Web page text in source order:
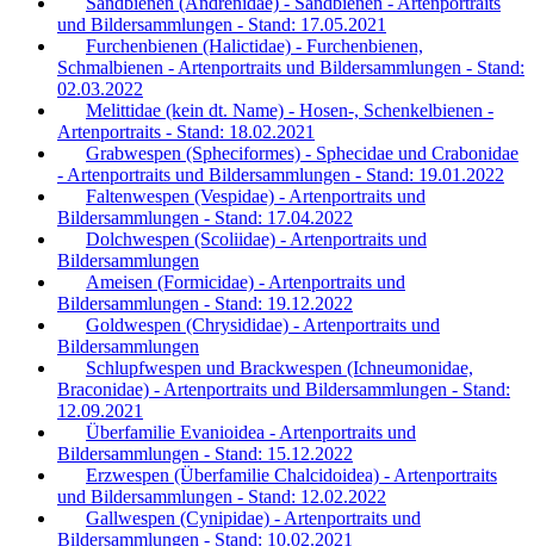
und Bildersammlungen - Stand: 17.05.2021
Furchenbienen (Halictidae) - Furchenbienen,
Schmalbienen - Artenportraits und Bildersammlungen - Stand:
02.03.2022
Melittidae (kein dt. Name) - Hosen-, Schenkelbienen -
Artenportraits - Stand: 18.02.2021
Grabwespen (Spheciformes) - Sphecidae und Crabonidae
- Artenportraits und Bildersammlungen - Stand: 19.01.2022
Faltenwespen (Vespidae) - Artenportraits und
Bildersammlungen - Stand: 17.04.2022
Dolchwespen (Scoliidae) - Artenportraits und
Bildersammlungen
Ameisen (Formicidae) - Artenportraits und
Bildersammlungen - Stand: 19.12.2022
Goldwespen (Chrysididae) - Artenportraits und
Bildersammlungen
Schlupfwespen und Brackwespen (Ichneumonidae,
Braconidae) - Artenportraits und Bildersammlungen - Stand:
12.09.2021
Überfamilie Evanioidea - Artenportraits und
Bildersammlungen - Stand: 15.12.2022
Erzwespen (Überfamilie Chalcidoidea) - Artenportraits
und Bildersammlungen - Stand: 12.02.2022
Gallwespen (Cynipidae) - Artenportraits und
Bildersammlungen - Stand: 10.02.2021